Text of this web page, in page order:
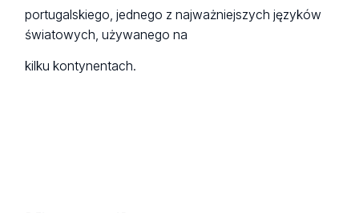
portugalskiego, jednego z najważniejszych języków
światowych, używanego na
kilku kontynentach.